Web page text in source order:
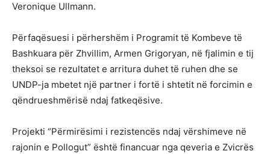
Veronique Ullmann.
Përfaqësuesi i përhershëm i Programit të Kombeve të
Bashkuara për Zhvillim, Armen Grigoryan, në fjalimin e tij
theksoi se rezultatet e arritura duhet të ruhen dhe se
UNDP-ja mbetet një partner i fortë i shtetit në forcimin e
qëndrueshmërisë ndaj fatkeqësive.
Projekti “Përmirësimi i rezistencës ndaj vërshimeve në
rajonin e Pollogut” është financuar nga qeveria e Zvicrës